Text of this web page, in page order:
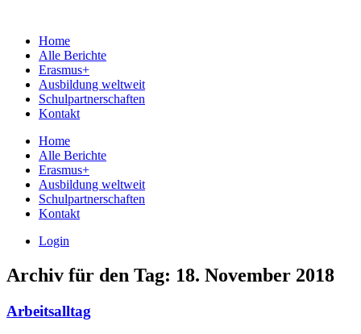
Home
Alle Berichte
Erasmus+
Ausbildung weltweit
Schulpartnerschaften
Kontakt
Home
Alle Berichte
Erasmus+
Ausbildung weltweit
Schulpartnerschaften
Kontakt
Login
Archiv für den Tag: 18. November 2018
Arbeitsalltag